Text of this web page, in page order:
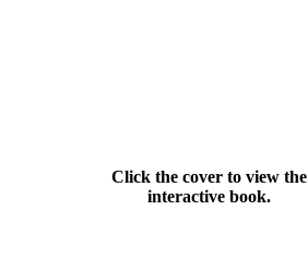
Click the cover to view the
interactive book.